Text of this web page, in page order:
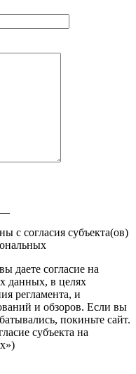
с согласия субъекта(ов)
даете согласие на
данных, в целях
регламента, и
и обзоров. Если вы
покиньте сайт.
субъекта на